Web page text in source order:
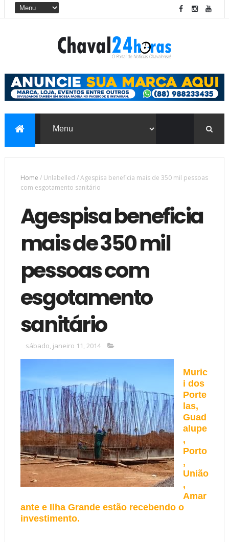
Home /Unlabelled /Agespisa beneficia mais de 350 mil pessoas
com esgotamento sanitário
Agespisa beneficia
mais de 350 mil
pessoas com
esgotamento
sanitário
sábado, janeiro 11, 2014
Muric
i dos
Porte
las,
Guad
alupe
,
Porto
,
União
,
Amar
ante e Ilha Grande estão recebendo o
investimento.